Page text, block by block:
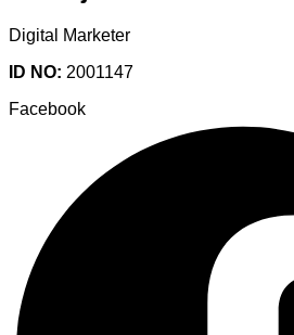
Digital Marketer
ID NO: 2001147
Facebook